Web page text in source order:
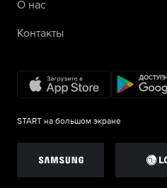
О нас
Контакты
START на большом экране